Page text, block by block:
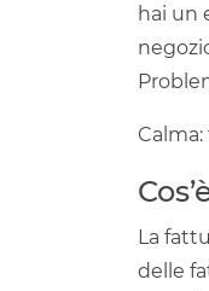
hai un
La
delle